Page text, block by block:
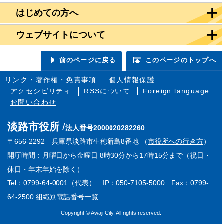
はじめての方へ
ウェブサイトについて
前のページに戻る このページのトップへ
リンク・著作権・免責事項
個人情報保護
アクセシビリティ
RSSについて
Foreign language
お問い合わせ
淡路市役所
法人番号2000020282260
〒656-2292 兵庫県淡路市生穂新島8番地 （市役所への行き方）
開庁時間：月曜日から金曜日 8時30分から17時15分まで（祝日・
休日・年末年始を除く）
Tel：0799-64-0001（代表） IP：050-7105-5000 Fax：0799-
64-2500 組織別電話番号一覧
Copyright © Awaji City. All rights reserved.